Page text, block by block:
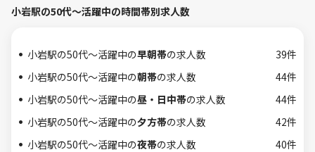
小岩駅の50代～活躍中の時間帯別求人数
小岩駅の50代～活躍中の早朝帯の求人数
39件
小岩駅の50代～活躍中の朝帯の求人数
44件
小岩駅の50代～活躍中の昼・日中帯の求人数
44件
小岩駅の50代～活躍中の夕方帯の求人数
42件
小岩駅の50代～活躍中の夜帯の求人数
40件